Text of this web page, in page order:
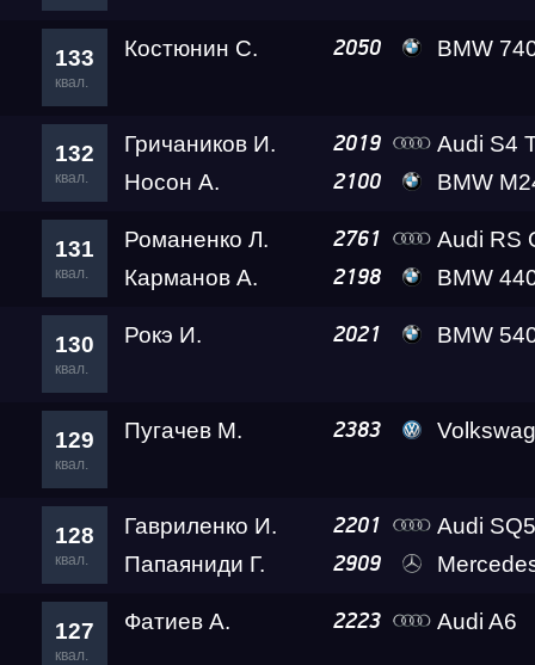
133
квал.
Костюнин С. 2050 BMW 740
132
квал.
Гричаников И. 2019
Audi S4
Носон А.
2100 BMW
131
квал.
Романенко Л. 2761
Audi RS
Карманов А.
2198 BMW
130
квал.
Рокэ И. 2021 BMW 540i
129
квал.
Пугачев М. 2383 Volkswagen Golf 7
128
квал.
Гавриленко И. 2201
Audi SQ5 Ада
Папаяниди Г.
2909 Mercedes-Benz
127
квал.
Фатиев А. 2223 Audi A6